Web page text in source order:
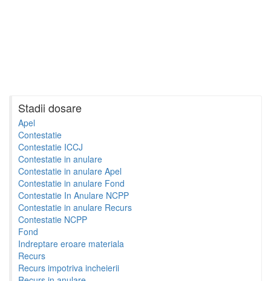
Stadii dosare
Apel
Contestatie
Contestatie ICCJ
Contestatie in anulare
Contestatie in anulare Apel
Contestatie in anulare Fond
Contestatie In Anulare NCPP
Contestatie in anulare Recurs
Contestatie NCPP
Fond
Indreptare eroare materiala
Recurs
Recurs impotriva incheierii